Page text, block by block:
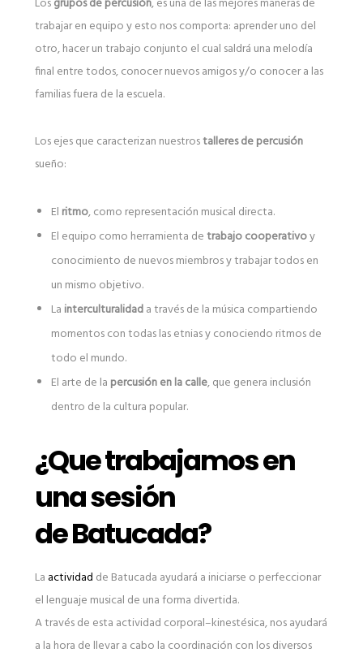
Losgrupos de percusión, es una de las mejores maneras de
trabajar en equipo y esto nos comporta: aprender uno del
otro, hacer un trabajo conjunto el cual saldrá una melodía
final entre todos, conocer nuevos amigos y/o conocer a las
familias fuera de la escuela.
Los ejes que caracterizan nuestrostalleres de percusión
sueño:
El ritmo, como representación musical directa.
El equipo como herramienta detrabajo cooperativoy
conocimiento de nuevos miembros y trabajar todos en
un mismo objetivo.
La interculturalidada través de la música compartiendo
momentos con todas las etnias y conociendo ritmos de
todo el mundo.
El arte de la percusión en la calle, que genera inclusión
dentro de la cultura popular.
¿Que trabajamos en
una sesión
de Batucada?
La actividad de Batucada ayudará a iniciarse o perfeccionar
el lenguaje musical de una forma divertida.
A través de esta actividad corporal–kinestésica, nos ayudará
a la hora de llevar a cabo la coordinación con los diversos